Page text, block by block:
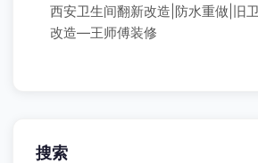
西安卫生间翻新改造|防水重做|旧
改造—王师傅装修
搜索